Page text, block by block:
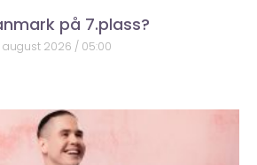
på 7.plass?
august 2026 05:00